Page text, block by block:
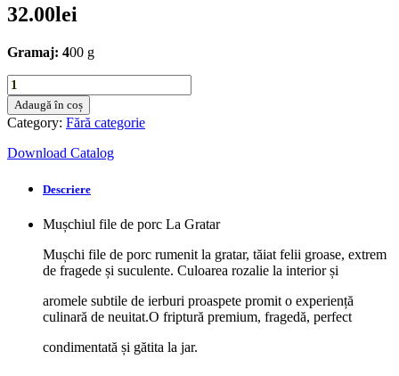
32.00lei
Gramaj: 400 g
Mușchiul
file
de
porc
La
Gratar
Cartofi
Adaugă în coș
Category: Fără categorie
Download Catalog
Descriere
Mușchiul file de porc La Gratar
Mușchi file de porc rumenit la gratar, tăiat felii groase, extrem
de fragede și suculente. Culoarea rozalie la interior și
aromele subtile de ierburi proaspete promit o experiență
culinară de neuitat.O friptură premium, fragedă, perfect
condimentată și gătita la jar.